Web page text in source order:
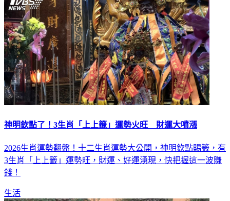
神明欽點了！3生肖「上上籤」運勢火旺 財運大噴漲
2026生肖運勢翻盤！十二生肖運勢大公開，神明欽點賜籤，有
3生肖「上上籤」運勢旺，財運、好運湧現，快把握這一波賺
錢！
生活